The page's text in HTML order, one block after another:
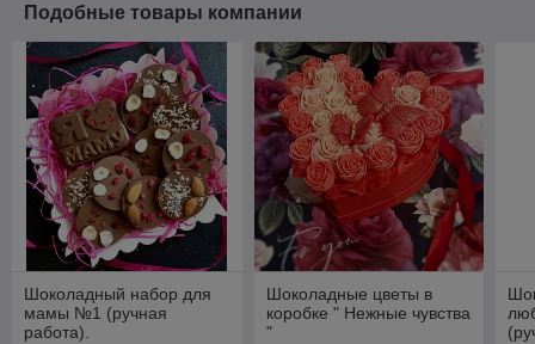
Подобные товары компании
Шоколадный набор для
мамы №1 (ручная
работа).
Шоколадные цветы в
коробке " Нежные чувства
"